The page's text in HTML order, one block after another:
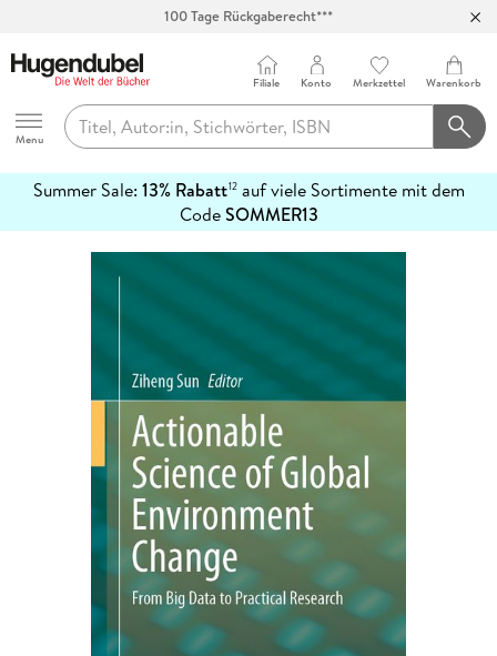
Abholung in über 100 Filialen
Hugendubel
Menu
Filiale Konto Merkzettel Warenkorb
Summer Sale: 13% Rabatt12auf viele Sortimente mit dem
CodeSOMMER13
erfahren